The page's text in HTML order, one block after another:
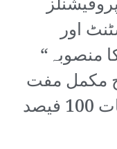
اور
منصوبہ“
مکمل مفت
ہوگا اور دوائیوں کے اخراجات 100 فیصد